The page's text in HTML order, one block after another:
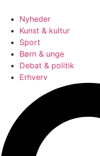
Nyheder
Kunst & kultur
Sport
Børn & unge
Debat & politik
Erhverv